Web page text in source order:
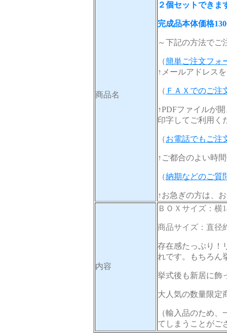
商品名
２個セットできま
完成品本体価格
～下記の方法でご
（簡単ご注文フォ
↑メールアドレス
（ ＦＡＸでのご注
↑PDFファイルが
印字してご利用く
（お電話でもご注
↑ご都合のよい時
（納期などのご質
↑お急ぎの方は、
内容
ＢＯＸサイズ：横
商品サイズ：直径
存在感たっぷり！
れです。もちろん
挙式後も新居に飾
大人気の数量限定
（輸入品のため
てしまうことがご